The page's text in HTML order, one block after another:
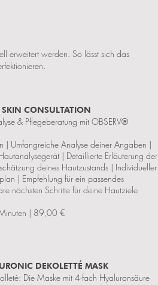
erweitert werden. So lässt sich das
CONSULTATION
& Pflegeberatung mit OBSERV®
| Umfangreiche Analyse deiner Angaben |
| Detaillierte Erläuterung der
deines Hautzustands | Individueller
| Empfehlung für ein passendes
nächsten Schritte für deine Hautziele
| 89,00 €
DEKOLETTÉ MASK
Die Maske mit 4-fach Hyaluronsäure